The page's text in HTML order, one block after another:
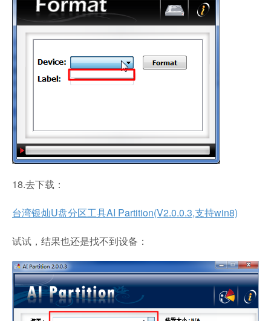
18.去下载：
台湾银灿U盘分区工具AI Partition(V2.0.0.3,支持win8)
试试，结果也还是找不到设备：